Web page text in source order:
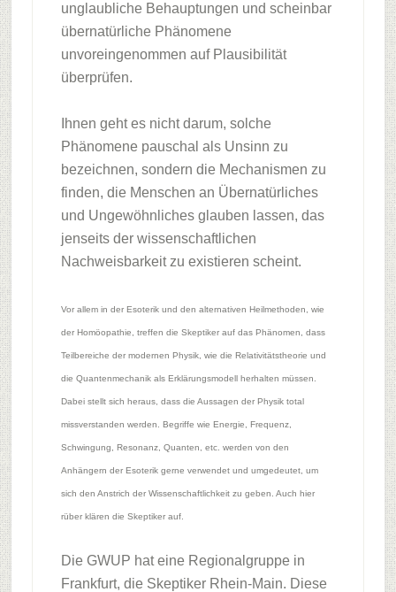
unglaubliche Behauptungen und scheinbar
übernatürliche Phänomene
unvoreingenommen auf Plausibilität
überprüfen.
Ihnen geht es nicht darum, solche
Phänomene pauschal als Unsinn zu
bezeichnen, sondern die Mechanismen zu
finden, die Menschen an Übernatürliches
und Ungewöhnliches glauben lassen, das
jenseits der wissenschaftlichen
Nachweisbarkeit zu existieren scheint.
Vor allem in der Esoterik und den alternativen Heilmethoden, wie
der Homöopathie, treffen die Skeptiker auf das Phänomen, dass
Teilbereiche der modernen Physik, wie die Relativitätstheorie und
die Quantenmechanik als Erklärungsmodell herhalten müssen.
Dabei stellt sich heraus, dass die Aussagen der Physik total
missverstanden werden. Begriffe wie Energie, Frequenz,
Schwingung, Resonanz, Quanten, etc. werden von den
Anhängern der Esoterik gerne verwendet und umgedeutet, um
sich den Anstrich der Wissenschaftlichkeit zu geben. Auch hier
rüber klären die Skeptiker auf.
Die GWUP hat eine Regionalgruppe in
Frankfurt, die Skeptiker Rhein-Main. Diese